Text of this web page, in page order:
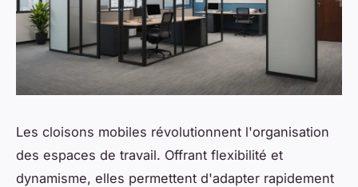
Les cloisons mobiles révolutionnent l'organisation
des espaces de travail. Offrant flexibilité et
dynamisme, elles permettent d'adapter rapidement